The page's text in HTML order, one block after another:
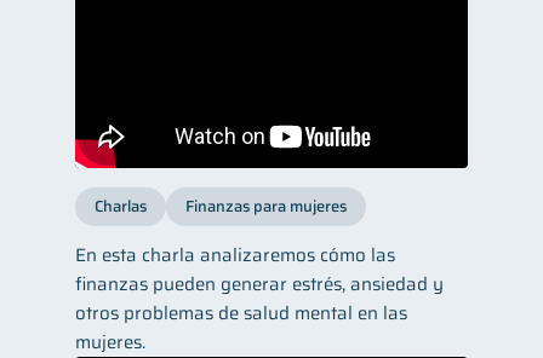
Charlas Finanzas para mujeres
En esta charla analizaremos cómo las
finanzas pueden generar estrés, ansiedad y
otros problemas de salud mental en las
mujeres.